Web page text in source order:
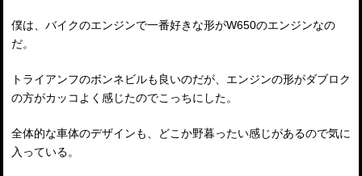
僕は、バイクのエンジンで一番好きな形がW650のエンジンなの
だ。
トライアンフのボンネビルも良いのだが、エンジンの形がダブロク
の方がカッコよく感じたのでこっちにした。
全体的な車体のデザインも、どこか野暮ったい感じがあるので気に
入っている。